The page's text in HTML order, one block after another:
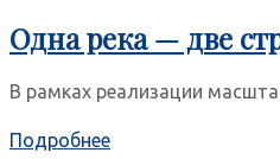
Одна река — две
В рамках реализации
Подробнее